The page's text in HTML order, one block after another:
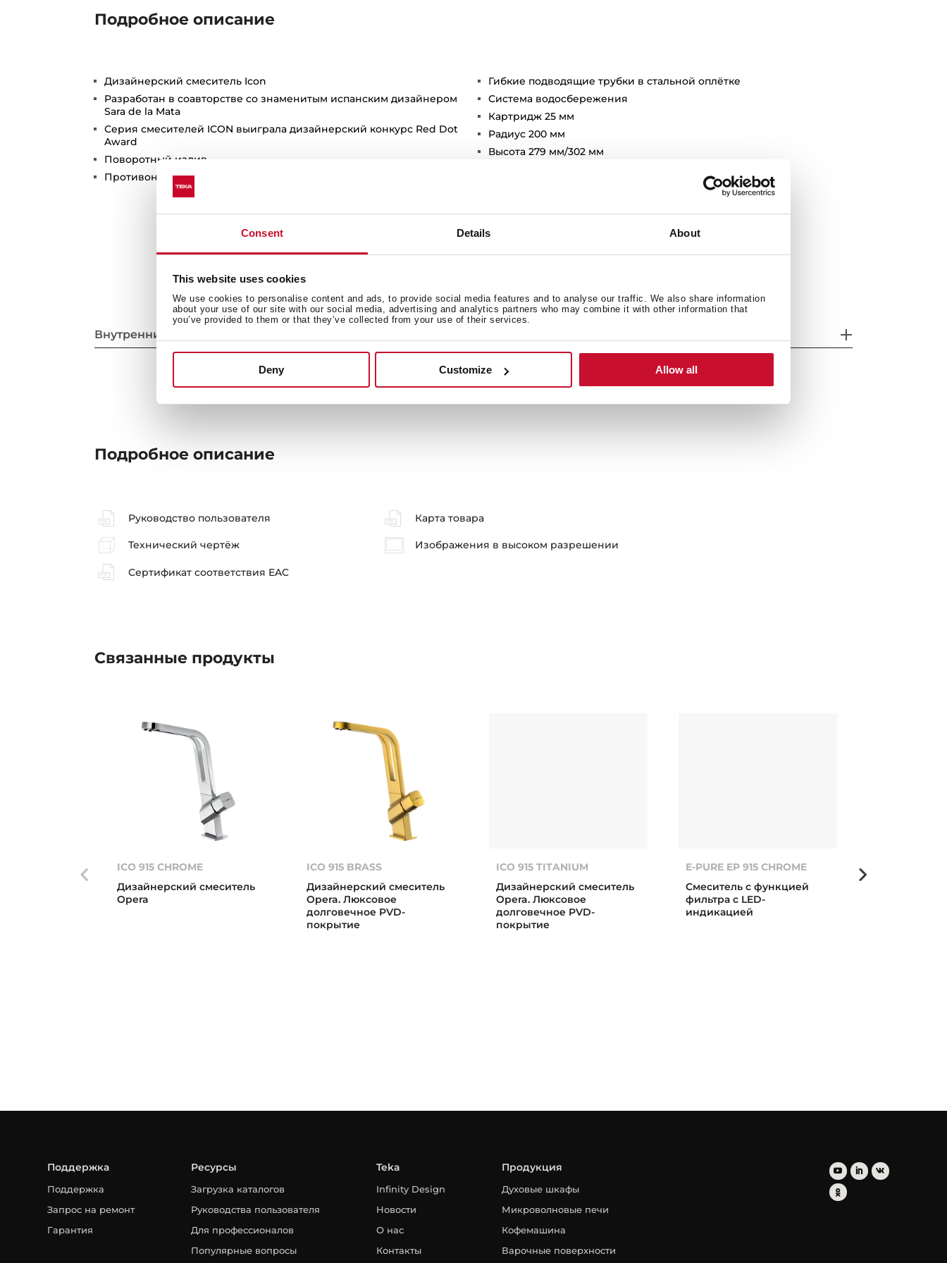
Consent Details About
This website uses cookies
We use cookies to personalise content and ads, to provide social media features and to analyse our traffic. We also share information
about your use of our site with our social media, advertising and analytics partners who may combine it with other information that
you’ve provided to them or that they’ve collected from your use of their services.
Deny Customize Allow all
Подробное описание
Дизайнерский смеситель Icon
Разработан в соавторстве со знаменитым испанским дизайнером
Sara de la Mata
Серия смесителей ICON выиграла дизайнерский конкурс Red Dot
Award
Поворотный излив
Противонакипной аэратор встроен в излив
Гибкие подводящие трубки в стальной оплётке
Система водосбережения
Картридж 25 мм
Радиус 200 мм
Высота 279 мм/302 мм
Внутренние размеры
Подробное описание
Руководство пользователя Карта товара
Технический чертёж Изображения в высоком разрешении
Сертификат соответствия EAC
Связанные продукты
ICO 915 CHROME
Дизайнерский смеситель
Opera
ICO 915 BRASS
Дизайнерский смеситель
Opera. Люксовое
долговечное PVD-
покрытие
ICO 915 TITANIUM
Дизайнерский смеситель
Opera. Люксовое
долговечное PVD-
покрытие
E-PURE EP 915 CHROME
Смеситель с функцией
фильтра с LED-
индикацией
Поддержка
Поддержка
Запрос на ремонт
Гарантия
Ресурсы
Загрузка каталогов
Руководства пользователя
Для профессионалов
Популярные вопросы
Teka
Infinity Design
Новости
О нас
Контакты
Продукция
Духовые шкафы
Микроволновые печи
Кофемашина
Варочные поверхности